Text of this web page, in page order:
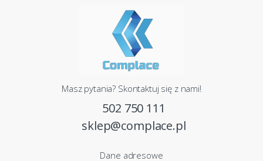
Masz pytania? Skontaktuj się z nami!
502 750 111
sklep@complace.pl
Dane adresowe